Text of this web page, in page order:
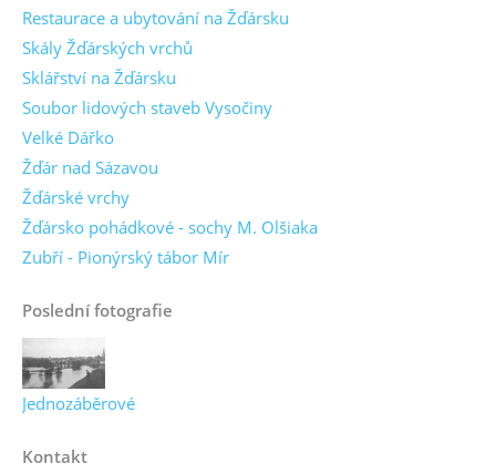
Restaurace a ubytování na Žďársku
Skály Žďárských vrchů
Sklářství na Žďársku
Soubor lidových staveb Vysočiny
Velké Dářko
Žďár nad Sázavou
Žďárské vrchy
Žďársko pohádkové - sochy M. Olšiaka
Zubří - Pionýrský tábor Mír
Poslední fotografie
Jednozáběrové
Kontakt